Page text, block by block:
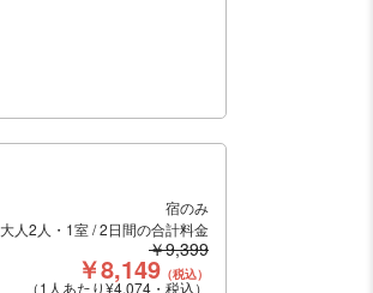
宿のみ
大人2人・1室 / 2日間の合計料金
￥9,399
￥8,149 （税込）
（1人あたり¥4,074・税込）